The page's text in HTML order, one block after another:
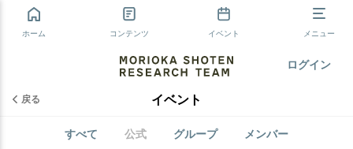
ホーム コンテンツ イベント メニュー
ログイン
戻る イベント
すべて 公式 グループ メンバー